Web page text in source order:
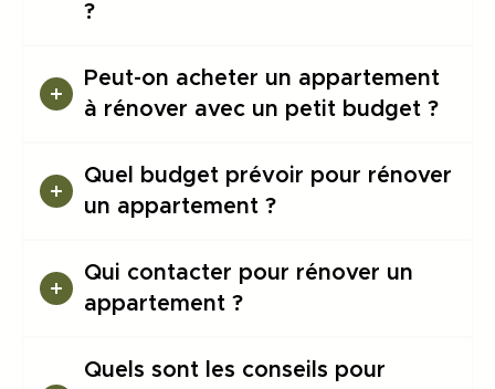
?
Peut-on acheter un appartement
à rénover avec un petit budget ?
Quel budget prévoir pour rénover
un appartement ?
Qui contacter pour rénover un
appartement ?
Quels sont les conseils pour